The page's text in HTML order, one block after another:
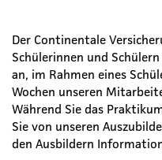
Der Continentale
Schülerinnen und
an, im Rahmen eines
Wochen unseren
Während Sie das
Sie von unseren
den Ausbildern